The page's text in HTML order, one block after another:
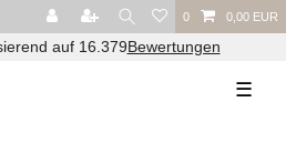
0 0,00 EUR
auf 16.379Bewertungen
☰